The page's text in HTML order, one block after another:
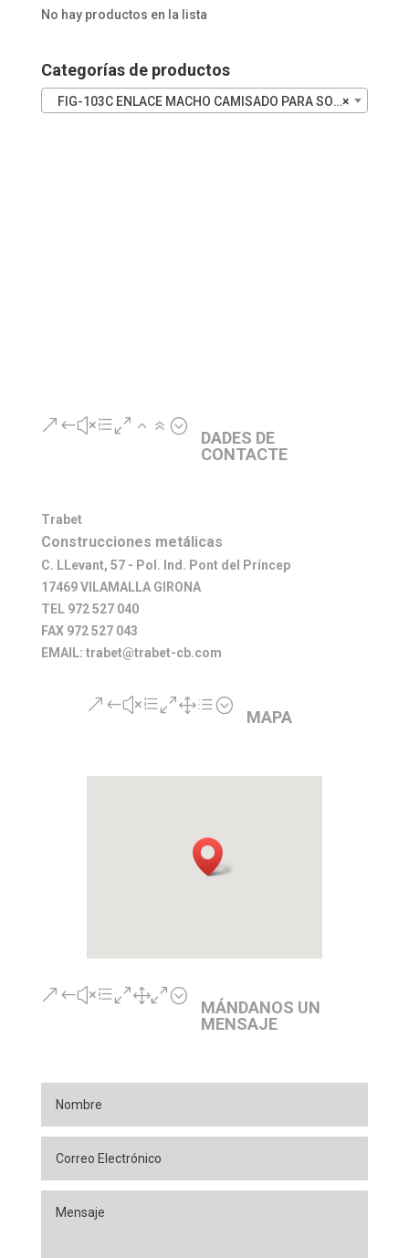
ø
cantidad
No hay productos en la lista
Categorías de productos
×
FIG-103C ENLACE MACHO CAMISADO PARA SOLDAR
&#xe026;
DADES DE
CONTACTE
Trabet
Construcciones metálicas
C. LLevant, 57 - Pol. Ind. Pont del Príncep
17469 VILAMALLA GIRONA
TEL 972 527 040
FAX 972 527 043
EMAIL: trabet@trabet-cb.com
&#xe01d;
MAPA
&#xe010;
MÁNDANOS UN
MENSAJE